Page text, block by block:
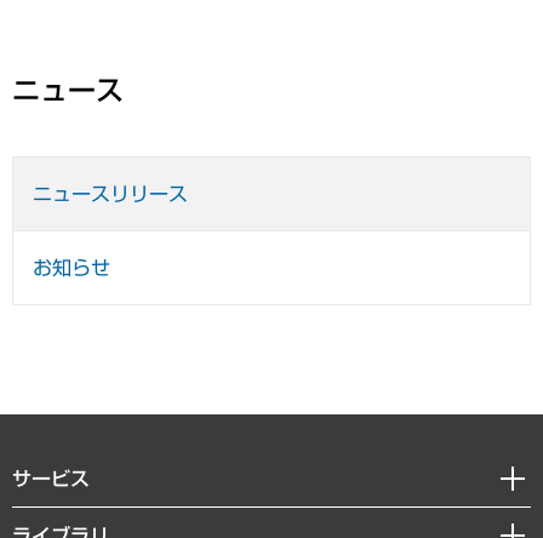
ニュース
ニュースリリース
お知らせ
サービス
経営戦略